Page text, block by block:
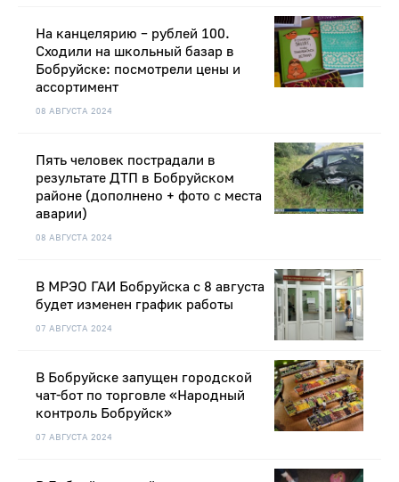
08 АВГУСТА 2024
На канцелярию – рублей 100.
Сходили на школьный базар в
Бобруйске: посмотрели цены и
ассортимент
08 АВГУСТА 2024
Пять человек пострадали в
результате ДТП в Бобруйском
районе (дополнено + фото с места
аварии)
07 АВГУСТА 2024
В МРЭО ГАИ Бобруйска с 8 августа
будет изменен график работы
07 АВГУСТА 2024
В Бобруйске запущен городской
чат-бот по торговле «Народный
контроль Бобруйск»